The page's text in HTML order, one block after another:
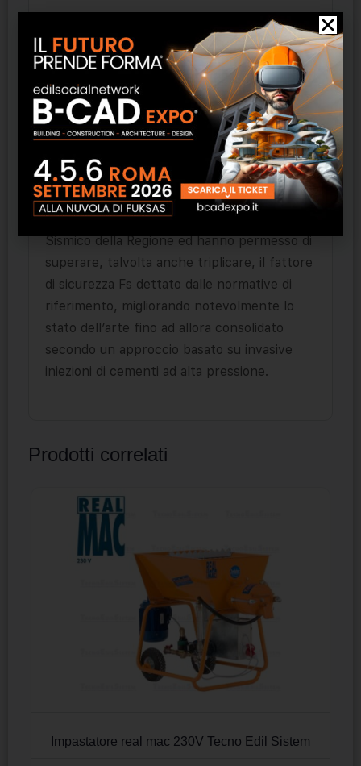
Per mitigare il rischio di liquefazione dei
terreni, GEOSEC® ha sviluppato una
metodologia brevettata, che prevede
iniezioni di una speciale resina, capace di
consolidare efficacemente, in totale
sicurezza e con estrema rapidità, i terreni
liquefacibili. I risultati ottenuti su campi
prova dell’Emilia Romagna, per diversi siti
interessati dal sisma del 2012, sono stati
sottoposti al parere del Servizio Geologico
Sismico della Regione ed hanno permesso di
superare, talvolta anche triplicare, il fattore
di sicurezza Fs dettato dalle normative di
riferimento, migliorando notevolmente lo
stato dell’arte fino ad allora consolidato
secondo un approccio basato su invasive
iniezioni di cementi ad alta pressione.
Prodotti correlati
Impastatore real mac 230V Tecno Edil Sistem